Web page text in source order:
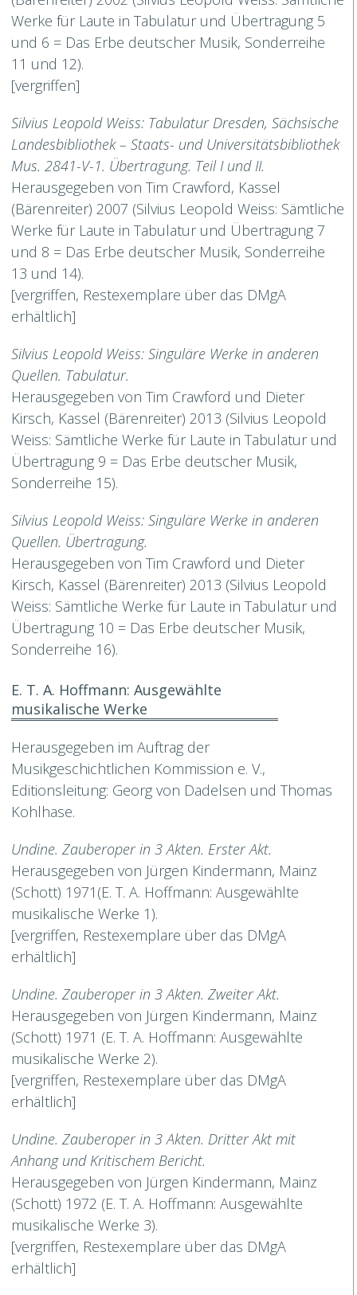
Werke für Laute in Tabulatur und Übertragung 5
und 6 = Das Erbe deutscher Musik, Sonderreihe
11 und 12).
[vergriffen]
Silvius Leopold Weiss: Tabulatur Dresden, Sächsische
Landesbibliothek – Staats- und Universitätsbibliothek
Mus. 2841-V-1. Übertragung. Teil I und II.
Herausgegeben von Tim Crawford, Kassel
(Bärenreiter) 2007 (Silvius Leopold Weiss: Sämtliche
Werke für Laute in Tabulatur und Übertragung 7
und 8 = Das Erbe deutscher Musik, Sonderreihe
13 und 14).
[vergriffen, Restexemplare über das DMgA
erhältlich]
Silvius Leopold Weiss: Singuläre Werke in anderen
Quellen. Tabulatur.
Herausgegeben von Tim Crawford und Dieter
Kirsch, Kassel (Bärenreiter) 2013 (Silvius Leopold
Weiss: Sämtliche Werke für Laute in Tabulatur und
Übertragung 9 = Das Erbe deutscher Musik,
Sonderreihe 15).
Silvius Leopold Weiss: Singuläre Werke in anderen
Quellen. Übertragung.
Herausgegeben von Tim Crawford und Dieter
Kirsch, Kassel (Bärenreiter) 2013 (Silvius Leopold
Weiss: Sämtliche Werke für Laute in Tabulatur und
Übertragung 10 = Das Erbe deutscher Musik,
Sonderreihe 16).
E. T. A. Hoffmann: Ausgewählte
musikalische Werke
Herausgegeben im Auftrag der
Musikgeschichtlichen Kommission e. V.,
Editionsleitung: Georg von Dadelsen und Thomas
Kohlhase.
Undine. Zauberoper in 3 Akten. Erster Akt.
Herausgegeben von Jürgen Kindermann, Mainz
(Schott) 1971(E. T. A. Hoffmann: Ausgewählte
musikalische Werke 1).
[vergriffen, Restexemplare über das DMgA
erhältlich]
Undine. Zauberoper in 3 Akten. Zweiter Akt.
Herausgegeben von Jürgen Kindermann, Mainz
(Schott) 1971 (E. T. A. Hoffmann: Ausgewählte
musikalische Werke 2).
[vergriffen, Restexemplare über das DMgA
erhältlich]
Undine. Zauberoper in 3 Akten. Dritter Akt mit
Anhang und Kritischem Bericht.
Herausgegeben von Jürgen Kindermann, Mainz
(Schott) 1972 (E. T. A. Hoffmann: Ausgewählte
musikalische Werke 3).
[vergriffen, Restexemplare über das DMgA
erhältlich]